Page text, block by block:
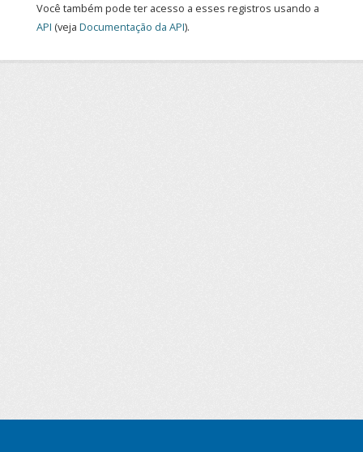
Você também pode ter acesso a esses registros usando a
API (veja Documentação da API).